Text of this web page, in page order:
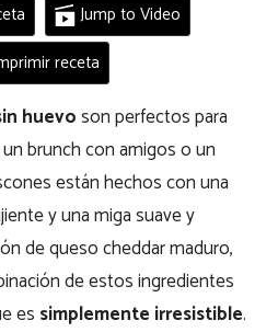
Jump to Video
receta
huevoson perfectos para
brunch con amigos o un
están hechos con una
y una miga suave y
de queso cheddar maduro,
de estos ingredientes
es simplemente irresistible.